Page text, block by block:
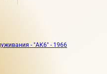
- "АК6" - 1966